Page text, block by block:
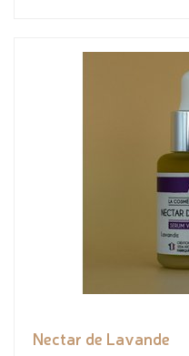
Nectar de Lavande